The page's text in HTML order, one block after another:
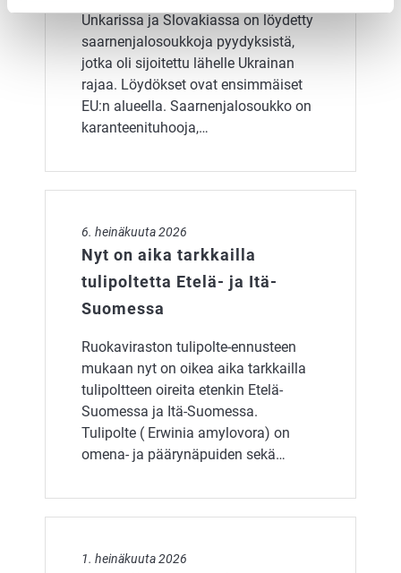
Unkarissa ja Slovakiassa on löydetty
saarnenjalosoukkoja pyydyksistä,
jotka oli sijoitettu lähelle Ukrainan
rajaa. Löydökset ovat ensimmäiset
EU:n alueella. Saarnenjalosoukko on
karanteenituhooja,…
6. heinäkuuta 2026
Nyt on aika tarkkailla
tulipoltetta Etelä- ja Itä-
Suomessa
Ruokaviraston tulipolte-ennusteen
mukaan nyt on oikea aika tarkkailla
tulipoltteen oireita etenkin Etelä-
Suomessa ja Itä-Suomessa.
Tulipolte ( Erwinia amylovora) on
omena- ja päärynäpuiden sekä…
1. heinäkuuta 2026